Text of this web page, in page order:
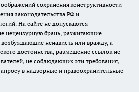
сохранения конструктивности
законодательства РФ и
На сайте не допускаются
нецензурную брань, разжигающие
ненависть или вражду, а
достоинства, размещение ссылок не
не соблюдающих эти требования,
в надзорные и правоохранительные